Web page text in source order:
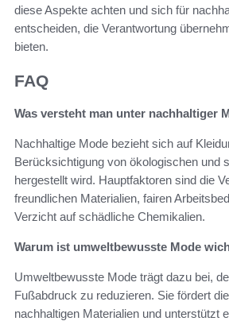
diese Aspekte achten und sich für
entscheiden, die Verantwortung
bieten.
FAQ
Was versteht man unter nachhaltiger
Nachhaltige Mode bezieht sich auf
Berücksichtigung von ökologischen und
hergestellt wird. Hauptfaktoren sind die
freundlichen Materialien, fairen
Verzicht auf schädliche Chemikalien.
Warum ist umweltbewusste Mode
Umweltbewusste Mode trägt dazu bei,
Fußabdruck zu reduzieren. Sie fördert
nachhaltigen Materialien und unterstützt